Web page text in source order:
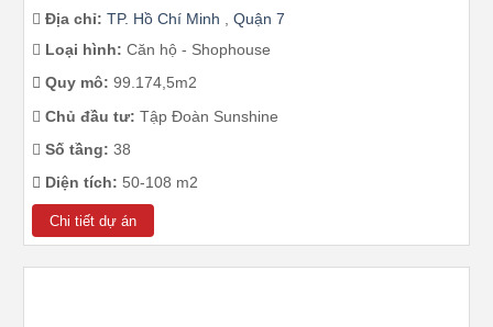
Địa chỉ: TP. Hồ Chí Minh
Quận 7
Loại hình: Căn hộ - Shophouse
Quy mô: 99.174,5m2
Chủ đầu tư: Tập Đoàn Sunshine
Số tầng: 38
Diện tích: 50-108 m2
Chi tiết dự án